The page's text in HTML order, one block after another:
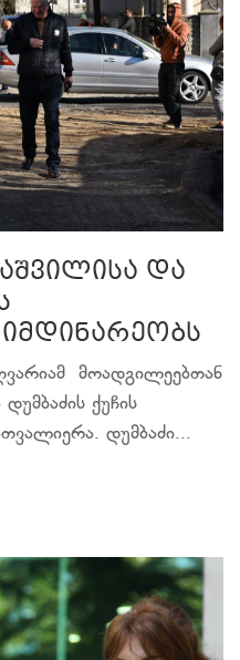
და
მოადგილეებთან
ქუჩის
დუმბაძი...